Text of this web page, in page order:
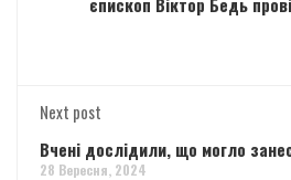
Next post
Вчені дослідили, що могло
28 Вересня, 2024